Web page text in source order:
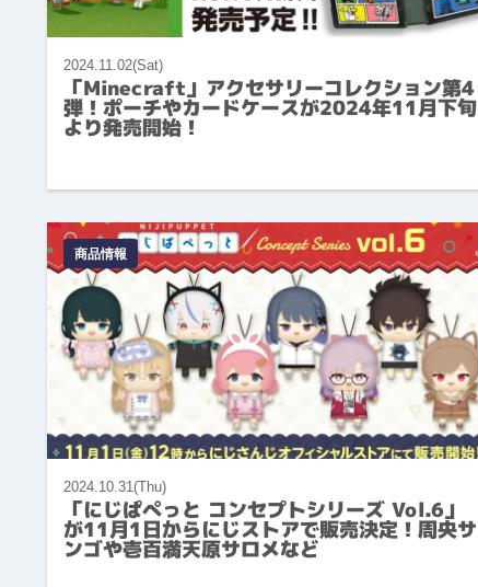
2024.11.02(Sat)
「Minecraft」アクセサリーコレクション第4
弾！ポーチやカードケースが2024年11月下旬
より発売開始！
商品情報
2024.10.31(Thu)
「にじぱぺっと コンセプトシリーズ Vol.6」
が11月1日からにじストアで販売決定！周央サ
ンゴや壱百満天原サロメなど